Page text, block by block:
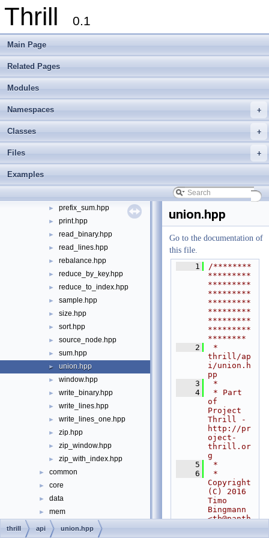
Thrill 0.1
Main Page
Related Pages
Modules
+
Namespaces
+
Classes
+
Files
Examples
►
distribute.hpp
► dop_node.hpp
► gather.hpp
►
► hyperloglog.hpp
► prefix_sum.hpp
► print.hpp
► read_binary.hpp
► read_lines.hpp
► rebalance.hpp
► reduce_by_key.hpp
► reduce_to_index.hpp
► sample.hpp
► size.hpp
► sort.hpp
► source_node.hpp
► sum.hpp
► union.hpp
► window.hpp
► write_binary.hpp
► write_lines.hpp
► write_lines_one.hpp
► zip.hpp
► zip_window.hpp
► zip_with_index.hpp
► common
► core
► data
► mem
► net
union.hpp
Go to the documentation of
this file.
    1
/********
*********
*********
*********
*********
*********
*********
*********
********
    2
*
thrill/ap
i/union.h
pp
    3
*
    4
* Part
of
Project
Thrill -
http://pr
oject-
thrill.or
g
    5
*
    6
*
Copyright
(C) 2016
Timo
Bingmann
<tb@panth
thrill api union.hpp